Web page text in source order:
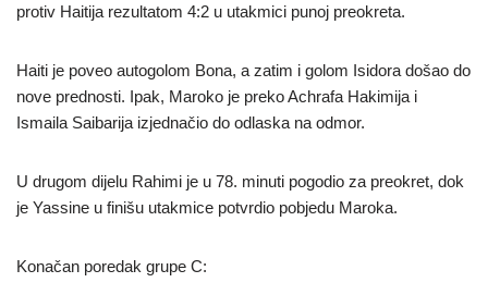
protiv Haitija rezultatom 4:2 u utakmici punoj preokreta.
Haiti je poveo autogolom Bona, a zatim i golom Isidora došao do
nove prednosti. Ipak, Maroko je preko Achrafa Hakimija i
Ismaila Saibarija izjednačio do odlaska na odmor.
U drugom dijelu Rahimi je u 78. minuti pogodio za preokret, dok
je Yassine u finišu utakmice potvrdio pobjedu Maroka.
Konačan poredak grupe C: